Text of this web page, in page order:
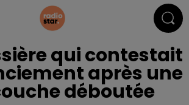
qui contestait
après une
déboutée